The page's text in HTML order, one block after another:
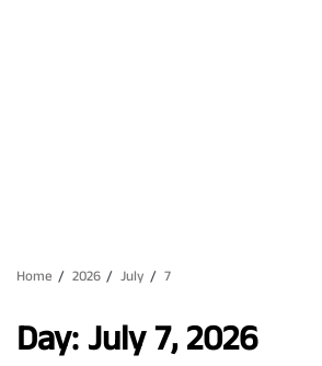
Home 2026 July 7
Day:July 7, 2026